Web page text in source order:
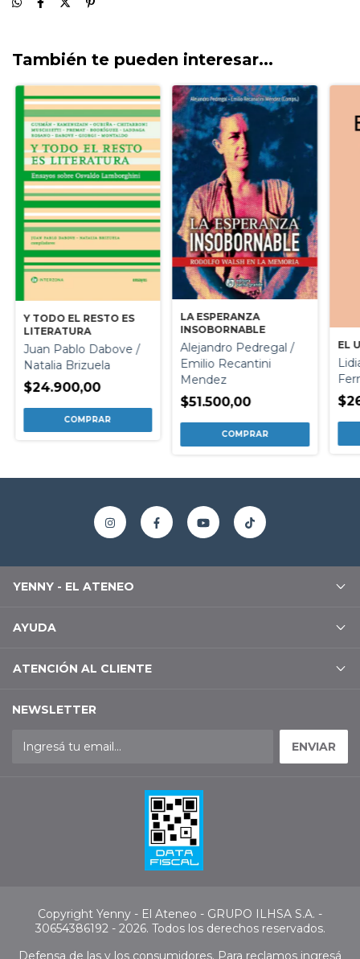
También te pueden interesar...
Y TODO EL RESTO ES
LITERATURA
Juan Pablo Dabove /
Natalia Brizuela
$24.900,00
LA ESPERANZA
INSOBORNABLE
Alejandro Pedregal /
Emilio Recantini
Mendez
$51.500,00
EL
YENNY - EL ATENEO
AYUDA
ATENCIÓN AL CLIENTE
NEWSLETTER
Copyright Yenny - El Ateneo - GRUPO ILHSA S.A. -
30654386192 - 2026. Todos los derechos reservados.
Defensa de las y los consumidores. Para reclamos ingresá